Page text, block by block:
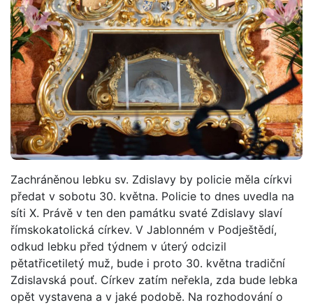
Zachráněnou lebku sv. Zdislavy by policie měla církvi
předat v sobotu 30. května. Policie to dnes uvedla na
síti X. Právě v ten den památku svaté Zdislavy slaví
římskokatolická církev. V Jablonném v Podještědí,
odkud lebku před týdnem v úterý odcizil
pětatřicetiletý muž, bude i proto 30. května tradiční
Zdislavská pouť. Církev zatím neřekla, zda bude lebka
opět vystavena a v jaké podobě. Na rozhodování o